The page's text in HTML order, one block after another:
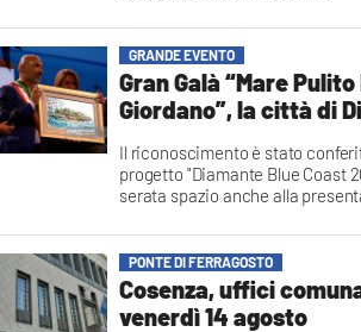
GRANDE EVENTO
Gran Galà “Mare
Giordano”, la città di
del mare
Il riconoscimento è stato
progetto "Diamante Blue Coast
serata spazio anche alla
Magna Grecia", e al punto della
interventi per depurazione e
Francesca Lagatta
PONTE DI FERRAGOSTO
Cosenza, uffici
venerdì 14 agosto